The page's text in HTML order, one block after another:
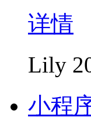
详情
Lily
小程